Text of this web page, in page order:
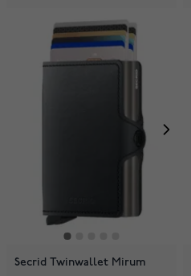
Secrid Twinwallet Mirum